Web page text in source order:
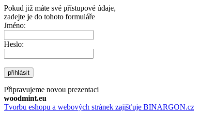
Pokud již máte své přístupové údaje,
zadejte je do tohoto formuláře
Jméno:
Heslo:
přihlásit
Připravujeme novou prezentaci
woodmint.eu
Tvorbu eshopu a webových stránek zajišťuje BINARGON.cz